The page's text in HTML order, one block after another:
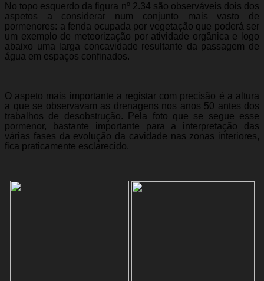
No topo esquerdo da figura nº 2.34 são observáveis dois dos
aspetos a considerar num conjunto mais vasto de
pormenores: a fenda ocupada por vegetação que poderá ser
um exemplo de meteorização por atividade orgânica e logo
abaixo uma larga concavidade resultante da passagem de
água em espaços confinados.
O aspeto mais importante a registar com precisão é a altura
a que se observavam as drenagens nos anos 50 antes dos
trabalhos de desobstrução. Pela foto que se segue esse
pormenor, bastante importante para a interpretação das
várias fases da evolução da cavidade nas zonas interiores,
fica praticamente esclarecido.